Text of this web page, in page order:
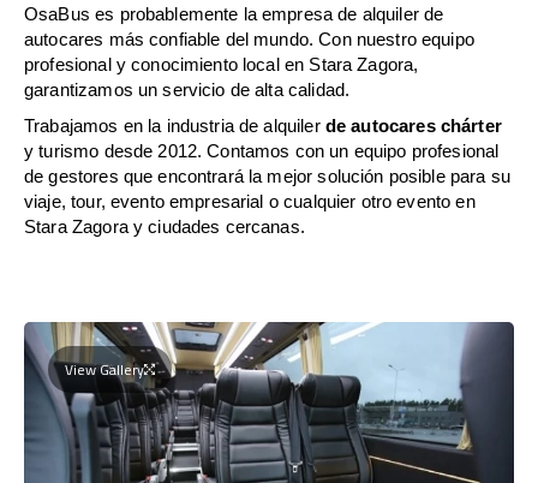
OsaBus es probablemente la empresa de alquiler de
autocares más confiable del mundo. Con nuestro equipo
profesional y conocimiento local en Stara Zagora,
garantizamos un servicio de alta calidad.
Trabajamos en la industria de alquiler de autocares chárter
y turismo desde 2012. Contamos con un equipo profesional
de gestores que encontrará la mejor solución posible para su
viaje, tour, evento empresarial o cualquier otro evento en
Stara Zagora y ciudades cercanas.
View Gallery